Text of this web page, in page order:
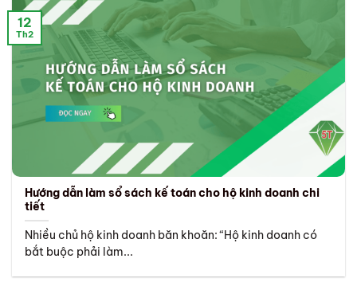
Hướng dẫn làm sổ sách kế toán cho hộ kinh doanh chi
tiết
Nhiều chủ hộ kinh doanh băn khoăn: “Hộ kinh doanh có
bắt buộc phải làm...
12
Th2